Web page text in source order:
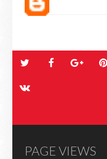
PAGE VIEWS